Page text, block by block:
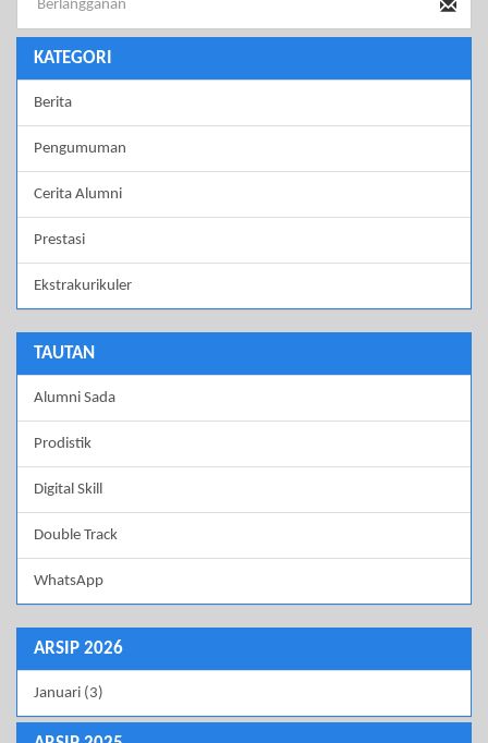
KATEGORI
Berita
Pengumuman
Cerita Alumni
Prestasi
Ekstrakurikuler
TAUTAN
Alumni Sada
Prodistik
Digital Skill
Double Track
WhatsApp
ARSIP 2026
Januari (3)